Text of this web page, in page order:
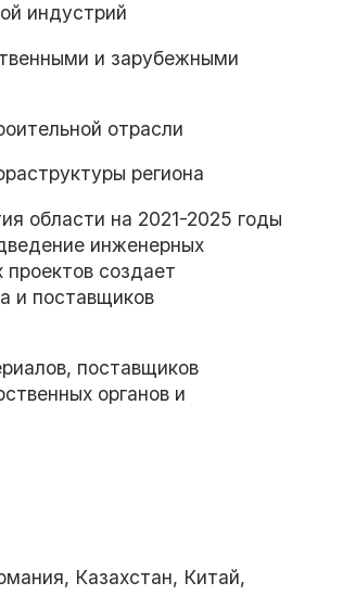
индустрий
и зарубежными
отрасли
региона
области на 2021-2025 годы
инженерных
создает
и поставщиков
поставщиков
органов и
Казахстан, Китай,